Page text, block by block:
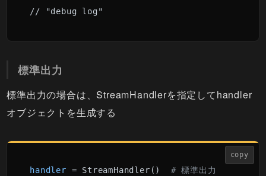
// "debug log"
標準出力
標準出力の場合は、StreamHandlerを指定してhandler
オブジェクトを生成する
copy
handler = StreamHandler() # 標準出力